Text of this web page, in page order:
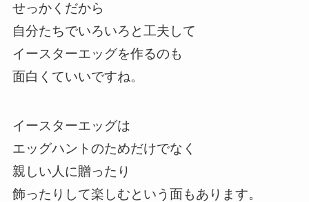
せっかくだから
自分たちでいろいろと工夫して
イースターエッグを作るのも
面白くていいですね。
イースターエッグは
エッグハントのためだけでなく
親しい人に贈ったり
飾ったりして楽しむという面もあります。